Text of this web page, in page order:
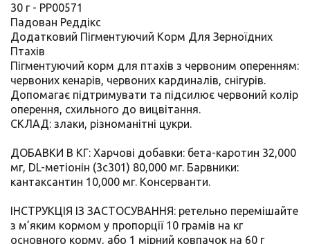
30 г - PP00571
Падован Реддікс
Додатковий Пігментуючий Корм Для Зерноїдних
Птахів
Пігментуючий корм для птахів з червоним оперенням:
червоних кенарів, червоних кардиналів, снігурів.
Допомагає підтримувати та підсилює червоний колір
оперення, схильного до вицвітання.
СКЛАД: злаки, різноманітні цукри.
ДОБАВКИ В КГ: Харчові добавки: бета-каротин 32,000
мг, DL-метіонін (3c301) 80,000 мг. Барвники:
кантаксантин 10,000 мг. Консерванти.
ІНСТРУКЦІЯ ІЗ ЗАСТОСУВАННЯ: ретельно перемішайте
з м’яким кормом у пропорції 10 грамів на кг
основного корму, або 1 мірний ковпачок на 60 г